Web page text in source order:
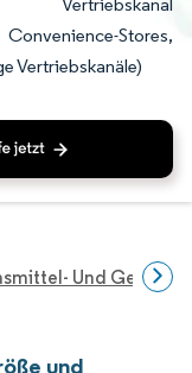
Stores,
Vertriebskanäle)
Und
und